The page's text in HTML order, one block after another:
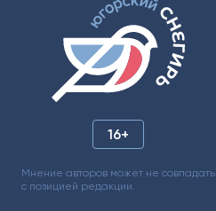
16+
Мнение авторов может не совпадать
с позицией редакции.